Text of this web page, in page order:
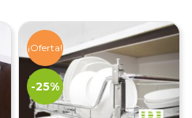
¡Oferta!
-25%